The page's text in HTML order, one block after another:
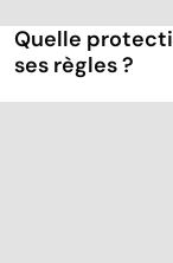
Quelle
ses règles ?